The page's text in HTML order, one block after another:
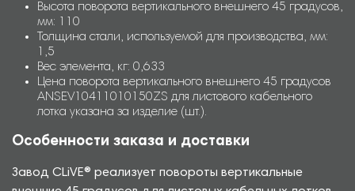
Высота поворота вертикального внешнего 45 градусов,
мм: 110
Толщина стали, используемой для производства, мм:
1,5
Вес элемента, кг: 0,633
Цена поворота вертикального внешнего 45 градусов
ANSEV10411010150ZS для листового кабельного
лотка указана за изделие (шт.).
Особенности заказа и доставки
Завод CLiVE® реализует повороты вертикальные